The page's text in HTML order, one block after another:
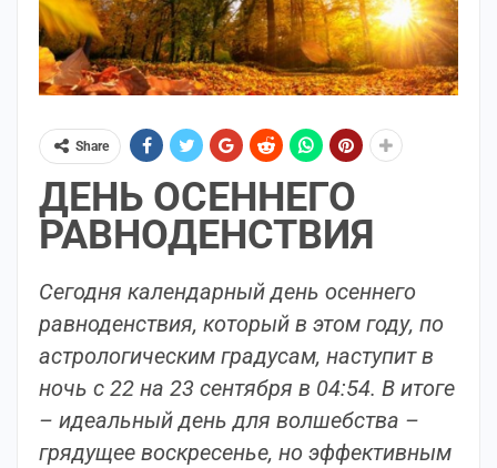
Share
ДЕНЬ ОСЕННЕГО
РАВНОДЕНСТВИЯ
Сегодня календарный день осеннего
равноденствия, который в этом году, по
астрологическим градусам, наступит в
ночь с 22 на 23 сентября в 04:54. В итоге
– идеальный день для волшебства –
грядущее воскресенье, но эффективным